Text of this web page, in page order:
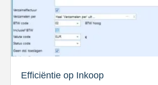
Efficiëntie op Inkoop